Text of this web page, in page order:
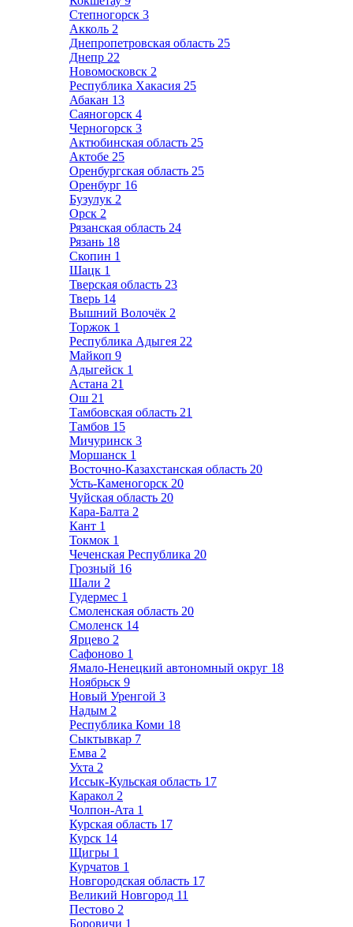
Степногорск 3
Акколь 2
Днепропетровская область 25
Днепр 22
Новомосковск 2
Республика Хакасия 25
Абакан 13
Саяногорск 4
Черногорск 3
Актюбинская область 25
Актобе 25
Оренбургская область 25
Оренбург 16
Бузулук 2
Орск 2
Рязанская область 24
Рязань 18
Скопин 1
Шацк 1
Тверская область 23
Тверь 14
Вышний Волочёк 2
Торжок 1
Республика Адыгея 22
Майкоп 9
Адыгейск 1
Астана 21
Ош 21
Тамбовская область 21
Тамбов 15
Мичуринск 3
Моршанск 1
Восточно-Казахстанская область 20
Усть-Каменогорск 20
Чуйская область 20
Кара-Балта 2
Кант 1
Токмок 1
Чеченская Республика 20
Грозный 16
Шали 2
Гудермес 1
Смоленская область 20
Смоленск 14
Ярцево 2
Сафоново 1
Ямало-Ненецкий автономный округ 18
Ноябрьск 9
Новый Уренгой 3
Надым 2
Республика Коми 18
Сыктывкар 7
Емва 2
Ухта 2
Иссык-Кульская область 17
Каракол 2
Чолпон-Ата 1
Курская область 17
Курск 14
Щигры 1
Курчатов 1
Новгородская область 17
Великий Новгород 11
Пестово 2
Боровичи 1